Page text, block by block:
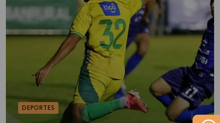
DEPORTES